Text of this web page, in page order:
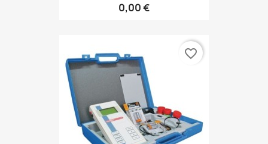
0,00 €
favorite_border